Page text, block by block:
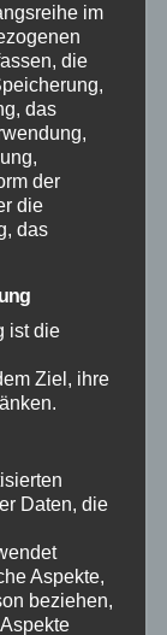
im
die
das
der
die
das
ist die
Ziel, ihre
Daten, die
Aspekte,
beziehen,